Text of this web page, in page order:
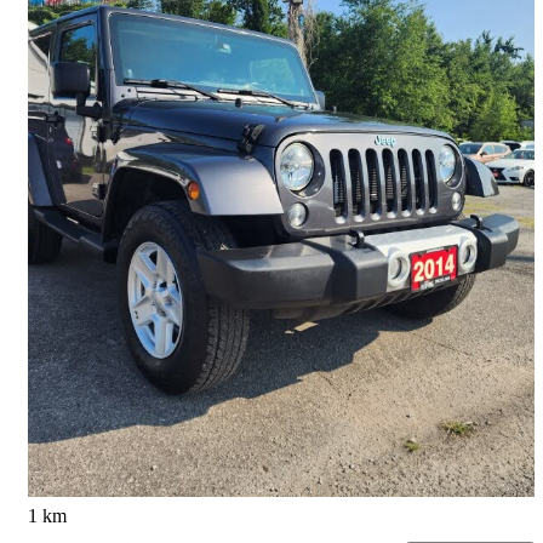
2014 Jeep Wrangler
Sahara 4WD 105 888 km
16 488 $ Affaire formidable
290 $/mois env.
Barrie, ON
1 km